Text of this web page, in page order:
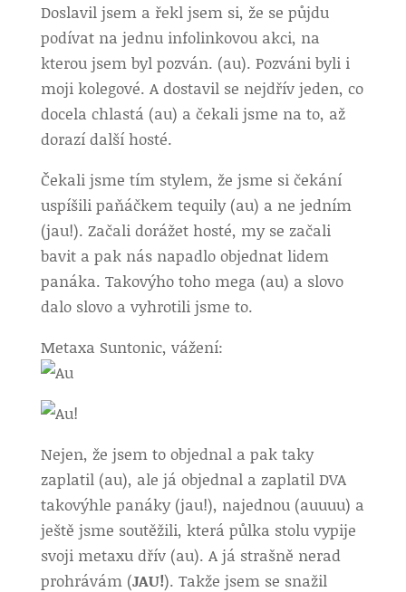
Doslavil jsem a řekl jsem si, že se půjdu
podívat na jednu infolinkovou akci, na
kterou jsem byl pozván. (au). Pozváni byli i
moji kolegové. A dostavil se nejdřív jeden, co
docela chlastá (au) a čekali jsme na to, až
dorazí další hosté.
Čekali jsme tím stylem, že jsme si čekání
uspíšili paňáčkem tequily (au) a ne jedním
(jau!). Začali dorážet hosté, my se začali
bavit a pak nás napadlo objednat lidem
panáka. Takovýho toho mega (au) a slovo
dalo slovo a vyhrotili jsme to.
Metaxa Suntonic, vážení:
Nejen, že jsem to objednal a pak taky
zaplatil (au), ale já objednal a zaplatil DVA
takovýhle panáky (jau!), najednou (auuuu) a
ještě jsme soutěžili, která půlka stolu vypije
svoji metaxu dřív (au). A já strašně nerad
prohrávám (JAU!). Takže jsem se snažil